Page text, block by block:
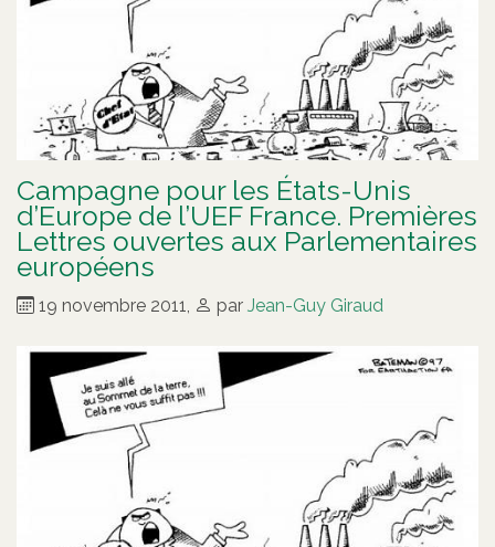
Campagne pour les États-Unis
d’Europe de l’UEF France. Premières
Lettres ouvertes aux Parlementaires
européens
19 novembre 2011, par Jean-Guy Giraud